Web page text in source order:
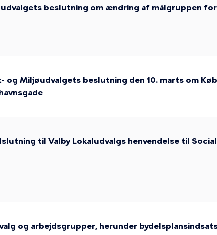
beslutning om ændring af målgruppen
og Miljøudvalgets beslutning den 10. marts om
til Valby Lokaludvalgs henvendelse til
og arbejdsgrupper, herunder